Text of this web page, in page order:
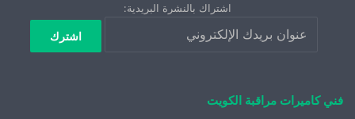
اشتراك بالنشرة البريدية:
فني كاميرات مراقبة الكويت